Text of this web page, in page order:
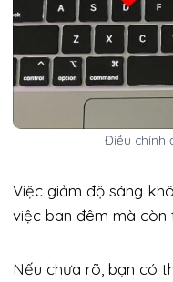
Điều chỉnh
Việc giảm độ sáng
việc ban đêm mà
Nếu chưa rõ, bạn có